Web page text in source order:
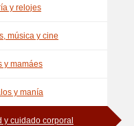
y relojes
música y cine
y mamáes
y manía
y cuidado corporal